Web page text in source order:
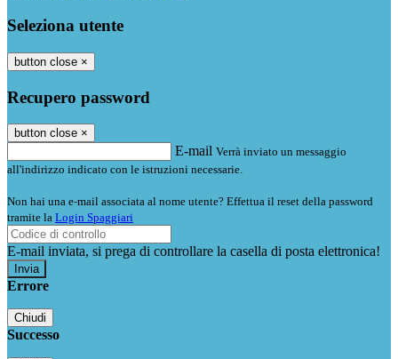
Seleziona utente
button close ×
Recupero password
button close ×
E-mail Verrà inviato un messaggio
all'indirizzo indicato con le istruzioni necessarie.
Non hai una e-mail associata al nome utente? Effettua il reset della password
tramite la Login Spaggiari
E-mail inviata, si prega di controllare la casella di posta elettronica!
Errore
Chiudi
Successo